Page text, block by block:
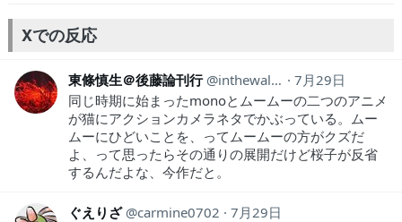
がポリゴンみたいｗ桜子、そんな… 最後の寅さんワロタ。確かに「さ
くら」だし… 位置情報探索ゲームにハマる桜子ちゃんかわ…
Xでの反応
東條慎生＠後藤論刊行 inthewall81
7月29日
同じ時期に始まったmonoとムームーの二つのアニメ
が猫にアクションカメラネタでかぶっている。ムー
ムーにひどいことを、ってムームーの方がクズだ
よ、って思ったらその通りの展開だけど桜子が反省
するんだよな、今作だと。
ぐえりざ carmine0702
7月29日